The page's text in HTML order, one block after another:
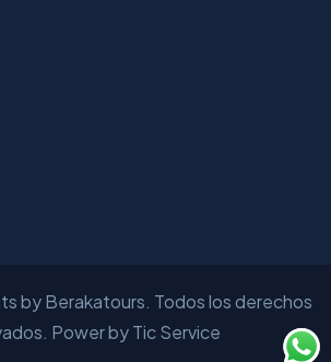
by Berakatours. Todos los derechos
Power by Tic Service